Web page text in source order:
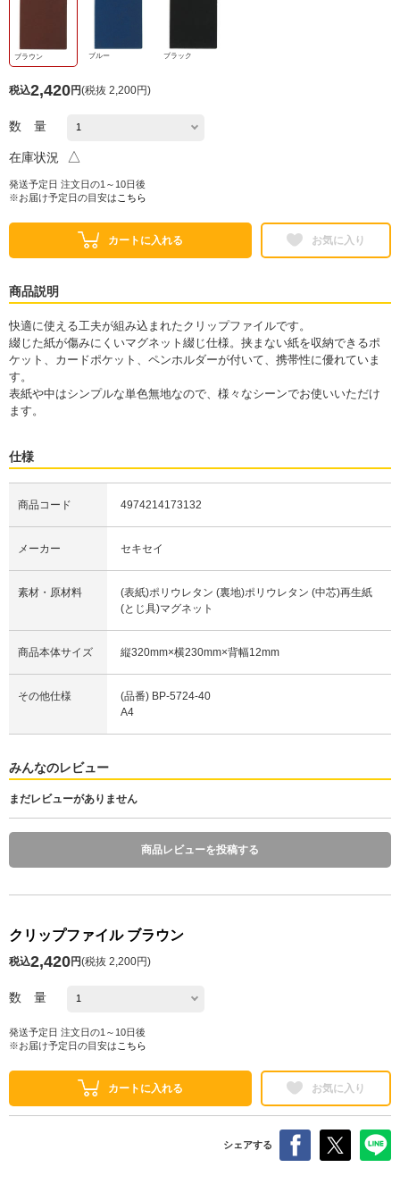
ブラウン ブルー ブラック
税込2,420円(税抜 2,200円)
数 量
在庫状況 △
発送予定日 注文日の1～10日後
※お届け予定日の目安は こちら
カートに入れる お気に入り
商品説明
快適に使える工夫が組み込まれたクリップファイルです。
綴じた紙が傷みにくいマグネット綴じ仕様。挟まない紙を収納できるポ
ケット、カードポケット、ペンホルダーが付いて、携帯性に優れていま
す。
表紙や中はシンプルな単色無地なので、様々なシーンでお使いいただけ
ます。
仕様
商品コード 4974214173132
メーカー セキセイ
素材・原材料
(表紙)ポリウレタン (裏地)ポリウレタン (中芯)再生紙
(とじ具)マグネット
商品本体サイズ 縦320mm×横230mm×背幅12mm
その他仕様
(品番) BP-5724-40
A4
みんなのレビュー
まだレビューがありません
商品レビューを投稿する
クリップファイル ブラウン
税込2,420円(税抜 2,200円)
数 量
発送予定日 注文日の1～10日後
※お届け予定日の目安は こちら
カートに入れる お気に入り
シェアする